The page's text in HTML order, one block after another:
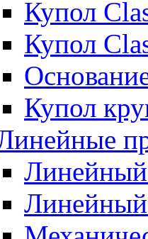
Купол
Купол
Купол